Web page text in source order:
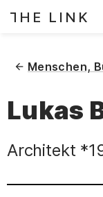
Zum Inhalt springen
T
HE LINK
Lukas
( Menschen,
Architekt